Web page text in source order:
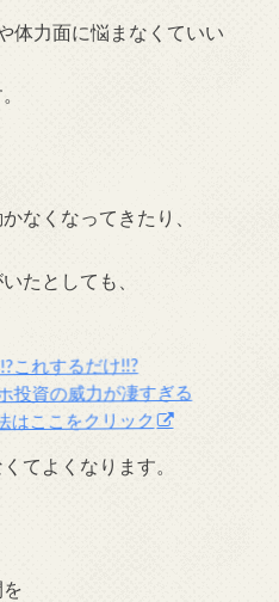
体力面に悩まなくていい
なくなってきたり、
たとしても、
これするだけ!!?
投資の威力が凄すぎる
はここをクリック
てよくなります。